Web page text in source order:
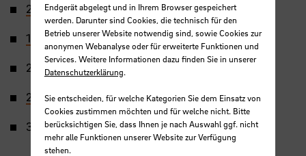
23. Juni 2022: Sommerfest für Frauen in MINT
16. März 2022: 2. Science Talk
21. Januar 2022: Mentorinnen-Coaching
23. November 2021: 1. Science Talk
3. November 2021: Mentorinnen-Schulung
Endgerät abgelegt und in Ihrem Browser gespeichert
werden. Darunter sind Cookies, die technisch für den
Betrieb unserer Website notwendig sind, sowie Cookies zur
anonymen Webanalyse oder für erweiterte Funktionen und
Services. Weitere Informationen dazu finden Sie in unserer
Datenschutzerklärung.
Sie entscheiden, für welche Kategorien Sie dem Einsatz von
Cookies zustimmen möchten und für welche nicht. Bitte
berücksichtigen Sie, dass Ihnen je nach Auswahl ggf. nicht
mehr alle Funktionen unserer Website zur Verfügung
stehen.